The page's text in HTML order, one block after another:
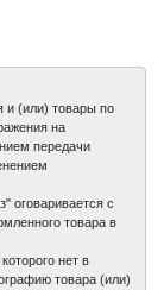
и (или) товары по
на
передачи
оговаривается с
товара в
нет в
товара (или)